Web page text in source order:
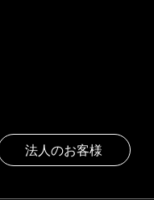
法人のお客様